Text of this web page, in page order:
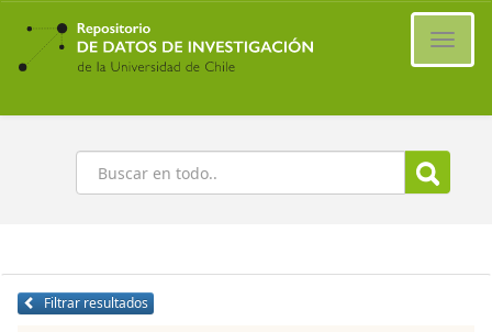
Ir
contenido
principal
Buscar
Filtrar resultados